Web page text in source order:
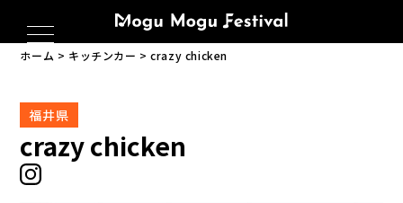
ホーム キッチンカー crazy chicken
福井県
crazy chicken